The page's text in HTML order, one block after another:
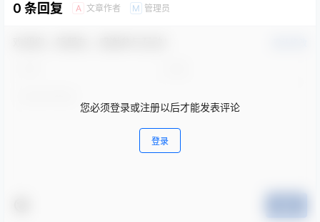
0 条回复 A 文章作者 M 管理员
您必须登录或注册以后才能发表评论
登录